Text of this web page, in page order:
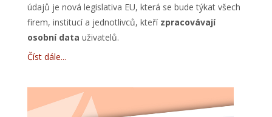
údajů je nová legislativa EU, která se bude týkat všech
firem, institucí a jednotlivců, kteří zpracovávají
osobní data uživatelů.
Číst dále